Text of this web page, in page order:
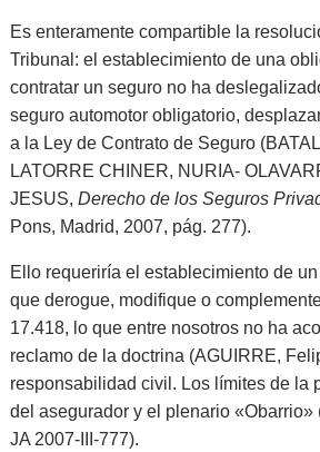
Es enteramente compartible la
Tribunal: el establecimiento de una
contratar un seguro no ha
seguro automotor obligatorio,
a la Ley de Contrato de Seguro (
LATORRE CHINER, NURIA-
JESUS,Derecho de los Seguros
Pons, Madrid, 2007, pág. 277).
Ello requeriría el establecimiento de
que derogue, modifique o
17.418, lo que entre nosotros no ha
reclamo de la doctrina (AGUIRRE,
responsabilidad civil. Los límites de la
del asegurador y el plenario «Obarrio»
JA 2007-III-777).